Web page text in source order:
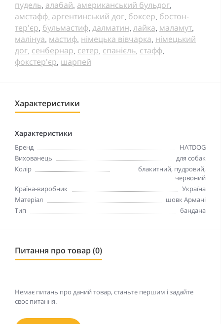
пудель, алабай, американський бульдог,
амстафф, аргентинський дог, боксер, бостон-
тер'єр, бульмастиф, далматин, лайка, маламут,
малінуа, мастиф, німецька вівчарка, німецький
дог, сенбернар, сетер, спанієль, стафф,
фокстер'єр, шарпей
Характеристики
Характеристики
Бренд
HATDOG
Вихованець
для собак
Колір
блакитний, пудровий,
червоний
Країна-виробник
Україна
Матеріал
шовк Армані
Тип
бандана
Питання про товар (0)
Немає питань про даний товар, станьте першим і задайте
своє питання.